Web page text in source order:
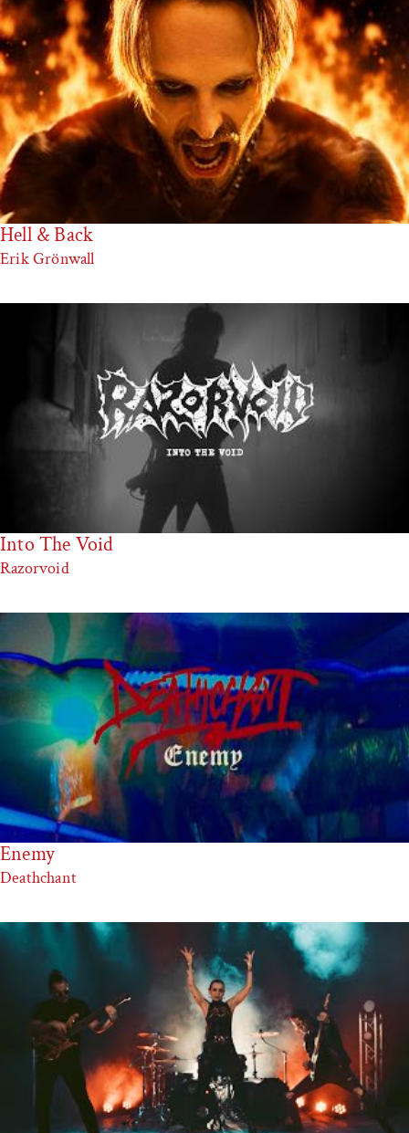
Hell & Back
Erik Grönwall
Into The Void
Razorvoid
Enemy
Deathchant